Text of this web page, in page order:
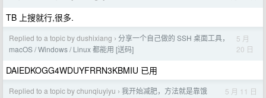
TB 上搜就行,很多.
Replied to a topic by dushixiang › 分享一个自己做的 SSH 桌面工具，
macOS / Windows / Linux 都能用 [送码]
5 月
20 日
DAIEDKOGG4WDUYFRRN3KBMIU 已用
Replied to a topic by chunqiuyiyu › 我开始减肥，方法就是靠饿 5 月 11 日